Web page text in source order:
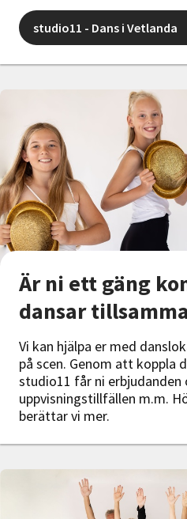
studio11 - Dans i Vetlanda
Är ni ett gäng
dansar
Vi kan hjälpa er med
på scen. Genom att koppla
studio11 får ni erbjudanden
uppvisningstillfällen m.m.
berättar vi mer.